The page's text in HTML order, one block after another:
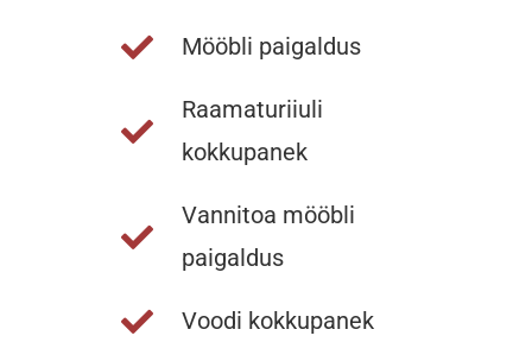
Mööbli paigaldus
Raamaturiiuli
kokkupanek
Vannitoa mööbli
paigaldus
Voodi kokkupanek